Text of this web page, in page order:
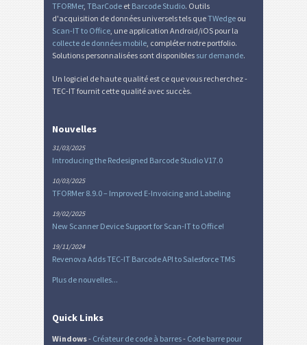
D Diverse
TFORMer, TBarCode et Barcode Studio. Outils
d'acquisition de données universels tels queTWedge ou
Scan-IT to Office, une application Android/iOS pour la
collecte de données mobile, compléter notre portfolio.
Solutions personnalisées sont disponibles sur demande.
Un logiciel de haute qualité est ce que vous recherchez -
TEC-IT fournit cette qualité avec succès.
Nouvelles
31/03/2025
Introducing the Redesigned Barcode Studio V17.0
10/03/2025
TFORMer 8.9.0 – Improved E-Invoicing and Labeling
19/02/2025
New Scanner Device Support for Scan-IT to Office!
19/11/2024
Revenova Adds TEC-IT Barcode API to Salesforce TMS
Plus de nouvelles...
Quick Links
Windows- Créateur de code à barres- Code barre pour